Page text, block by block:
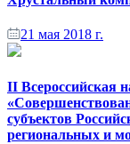
21 мая 2018 г.
II Всероссийская
субъектов
региональных и